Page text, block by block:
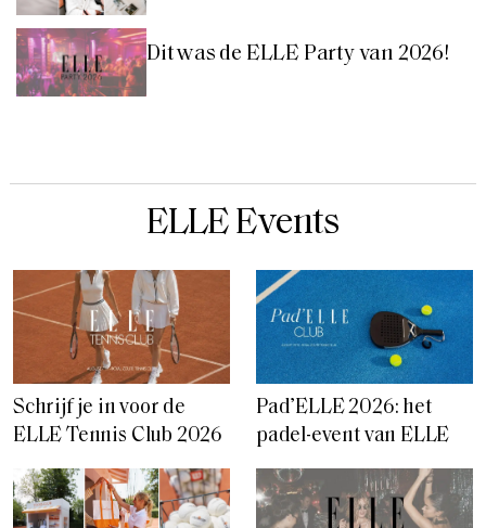
Dit was de ELLE Party van 2026!
ELLE Events
Schrijf je in voor de
ELLE Tennis Club 2026
Pad’ELLE 2026: het
padel-event van ELLE